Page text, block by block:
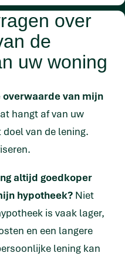
over
de
uw woning
van mijn
hangt af van uw
van de lening.
altijd goedkoper
hypotheek? Niet
is vaak lager,
en een langere
lening kan